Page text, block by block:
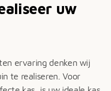
uw
ervaring denken wij
te realiseren. Voor